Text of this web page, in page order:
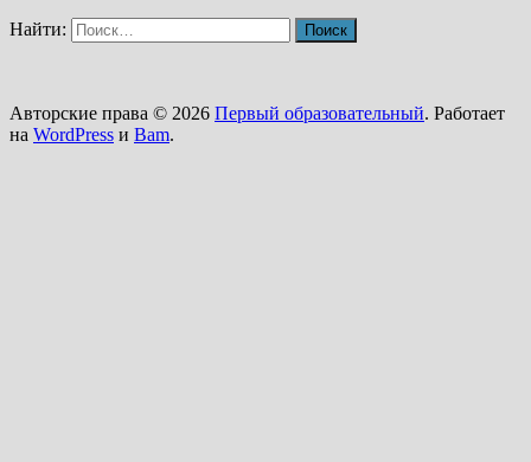
Найти:
Авторские права © 2026 Первый образовательный. Работает
на WordPress и Bam.